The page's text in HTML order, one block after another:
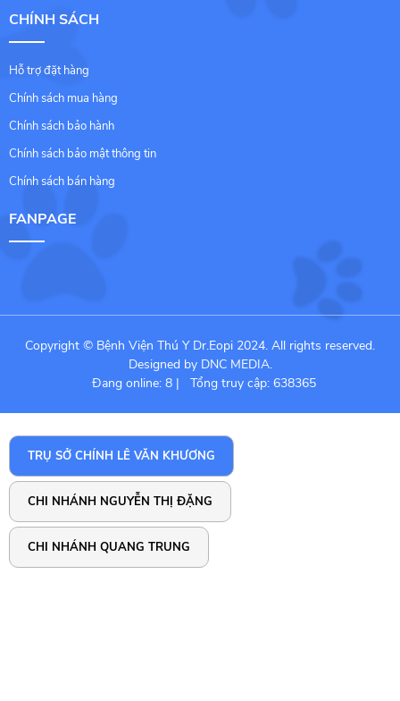
CHÍNH SÁCH
Hỗ trợ đặt hàng
Chính sách mua hàng
Chính sách bảo hành
Chính sách bảo mật thông tin
Chính sách bán hàng
FANPAGE
Copyright © Bệnh Viện Thú Y Dr.Eopi 2024. All rights reserved.
Designed by DNC MEDIA.
Đang online: 8| Tổng truy cập: 638365
TRỤ SỞ CHÍNH LÊ VĂN KHƯƠNG
CHI NHÁNH NGUYỄN THỊ ĐẶNG
CHI NHÁNH QUANG TRUNG